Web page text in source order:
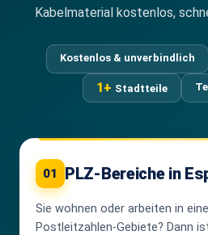
Kabelmaterial kostenlos,
Kostenlos & unverbindlich
1+ Stadtteile
01 PLZ-Bereiche in
Sie wohnen oder arbeiten in
Postleitzahlen-Gebiete? Dann